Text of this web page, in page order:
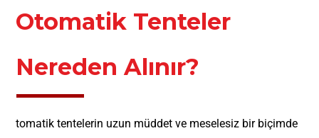
Otomatik Tenteler
Nereden Alınır?
tomatik tentelerin uzun müddet ve meselesiz bir biçimde